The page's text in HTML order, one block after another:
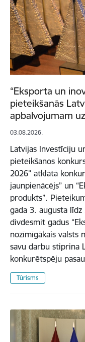
“Eksporta un
pieteikšanās
apbalvojumam
03.08.2026.
Latvijas Investīciju
pieteikšanos
2026” atklātā
jaunpienācējs” un
produkts”.
gada 3. augusta
divdesmit gadus
nozīmīgākais valsts
savu darbu stiprina
konkurētspēju
Tūrisms